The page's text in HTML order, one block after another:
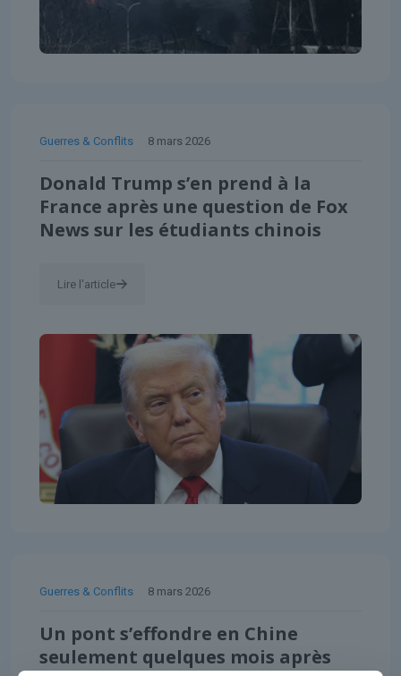
Guerres & Conflits 8 mars 2026
Donald Trump s’en prend à la
France après une question de Fox
News sur les étudiants chinois
Lire l'article
Guerres & Conflits 8 mars 2026
Un pont s’effondre en Chine
seulement quelques mois après